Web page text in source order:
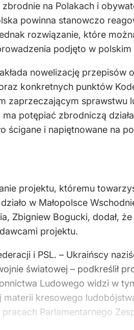
na Polakach i
powinna stanowczo
rozwiązanie, które
podjęto w polskim
nowelizację
konkretnych punktów
zaprzeczającym sprawstwu
potępiać zbrodniczą
ścigane i napiętnowane na
projektu, któremu
w Małopolsce
Zbigniew Bogucki, dodał,
projektu.
i PSL. – Ukraińscy
światowej – podkreślił
Ludowego widzi w
kresowego
Parlamentarnego